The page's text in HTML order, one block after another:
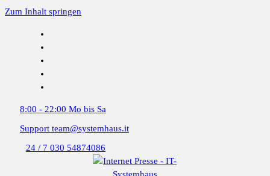
Zum Inhalt springen
8:00 - 22:00 Mo bis Sa
Support team@systemhaus.it
24 / 7 030 54874086